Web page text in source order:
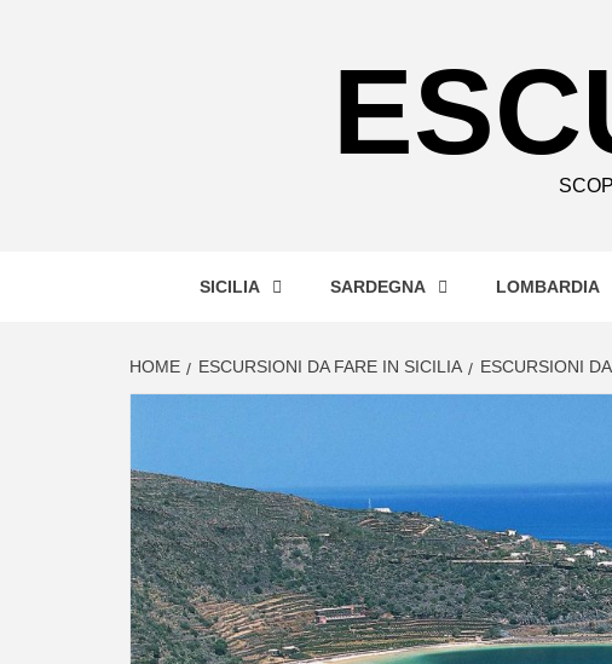
SICILIA SARDEGNA LOMBARDIA
HOME ESCURSIONI DA FARE IN SICILIA ESCURSIONI